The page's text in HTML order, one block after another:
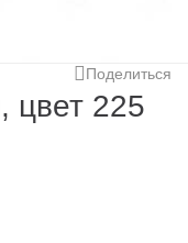
Поделиться
цвет 225